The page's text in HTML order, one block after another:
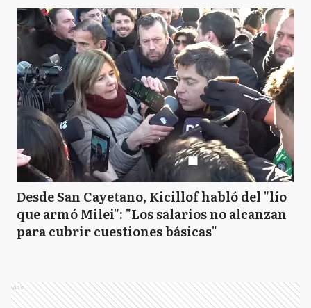
Desde San Cayetano, Kicillof habló del "lío
que armó Milei": "Los salarios no alcanzan
para cubrir cuestiones básicas"
Ads